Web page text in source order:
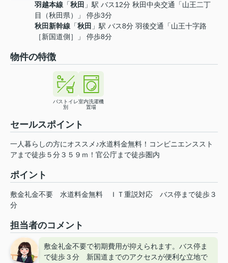
羽越本線 「秋田 」駅 バス12分 秋田中央交通「山王二丁
目（秋田県）」 停歩3分
秋田新幹線 「秋田 」駅 バス8分 羽後交通「山王十字路
［新国道側］」 停歩8分
物件の特徴
バストイレ
別
室内洗濯機
置場
セールスポイント
一人暮らしの方にオススメ♪水道料金無料！コンビニエンススト
アまで徒歩５分３５９ｍ！官公庁まで徒歩圏内
ポイント
敷金礼金不要 水道料金無料 ＩＴ重説対応
バス停まで徒歩３
分
担当者のコメント
敷金礼金不要で初期費用が抑えられます。バス停ま
で徒歩３分 新国道までのアクセスが便利な立地で